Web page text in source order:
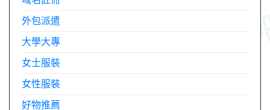
外包派遣
大學大專
女士服裝
女性服裝
好物推薦